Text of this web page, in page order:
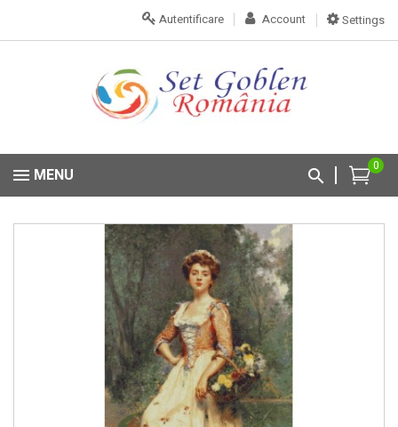
Settings
Account
Autentificare
0
MENU